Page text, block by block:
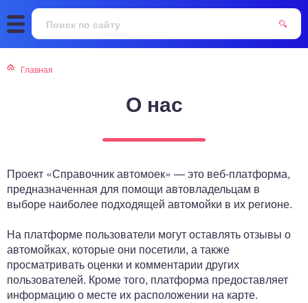
Главная
О нас
Проект «Справочник автомоек» — это веб-платформа,
предназначенная для помощи автовладельцам в
выборе наиболее подходящей автомойки в их регионе.
На платформе пользователи могут оставлять отзывы о
автомойках, которые они посетили, а также
просматривать оценки и комментарии других
пользователей. Кроме того, платформа предоставляет
информацию о месте их расположении на карте.